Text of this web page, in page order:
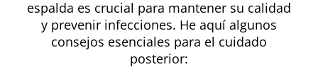
espalda es crucial para mantener su calidad
y prevenir infecciones. He aquí algunos
consejos esenciales para el cuidado
posterior: